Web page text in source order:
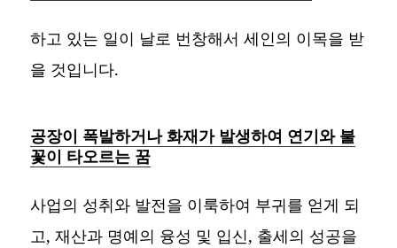
하고 있는 일이 날로 번창해서 세인의 이목을 받
을 것입니다.
공장이 폭발하거나 화재가 발생하여 연기와 불
꽃이 타오르는 꿈
사업의 성취와 발전을 이룩하여 부귀를 얻게 되
고, 재산과 명예의 융성 및 입신, 출세의 성공을